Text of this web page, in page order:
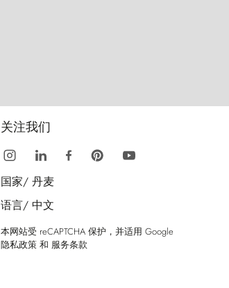
关注我们
国家/ 丹麦
语言/ 中文
本网站受 reCAPTCHA 保护，并适用 Google
隐私政策 和 服务条款